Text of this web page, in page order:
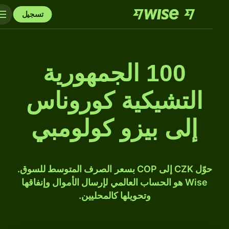
تسجيل
100 الجمهورية
التشيكية كوروناس
إلى بيزو كولومبي
حوّل CZK إلى COP بسعر الصرف المتوسط للسوق.
Wise هو الحساب العالمي لإرسال الأموال وإنفاقها
وتحويلها كالمحليين.